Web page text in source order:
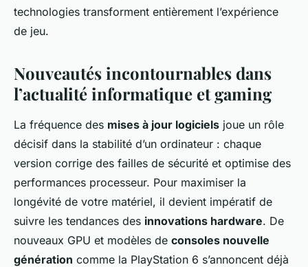
technologies transforment entièrement l’expérience
de jeu.
Nouveautés incontournables dans
l’actualité informatique et gaming
La fréquence des mises à jour logiciels joue un rôle
décisif dans la stabilité d’un ordinateur : chaque
version corrige des failles de sécurité et optimise des
performances processeur. Pour maximiser la
longévité de votre matériel, il devient impératif de
suivre les tendances des innovations hardware. De
nouveaux GPU et modèles de consoles nouvelle
génération comme la PlayStation 6 s’annoncent déjà